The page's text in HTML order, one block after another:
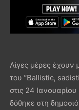
Λίγες μέρες έχουν
του “Ballistic,
στις 24
δόθηκε στη